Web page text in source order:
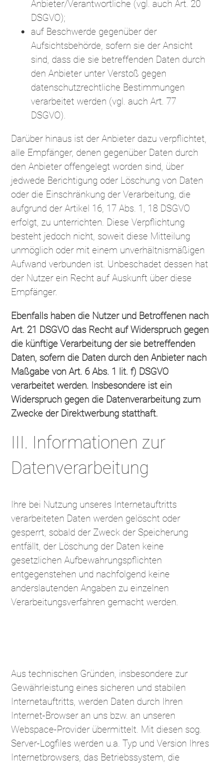
Anbieter/Verantwortliche (vgl. auch Art. 20
DSGVO);
auf Beschwerde gegenüber der
Aufsichtsbehörde, sofern sie der Ansicht
sind, dass die sie betreffenden Daten durch
den Anbieter unter Verstoß gegen
datenschutzrechtliche Bestimmungen
verarbeitet werden (vgl. auch Art. 77
DSGVO).
Darüber hinaus ist der Anbieter dazu verpflichtet,
alle Empfänger, denen gegenüber Daten durch
den Anbieter offengelegt worden sind, über
jedwede Berichtigung oder Löschung von Daten
oder die Einschränkung der Verarbeitung, die
aufgrund der Artikel 16, 17 Abs. 1, 18 DSGVO
erfolgt, zu unterrichten. Diese Verpflichtung
besteht jedoch nicht, soweit diese Mitteilung
unmöglich oder mit einem unverhältnismäßigen
Aufwand verbunden ist. Unbeschadet dessen hat
der Nutzer ein Recht auf Auskunft über diese
Empfänger.
Ebenfalls haben die Nutzer und Betroffenen nach
Art. 21 DSGVO das Recht auf Widerspruch gegen
die künftige Verarbeitung der sie betreffenden
Daten, sofern die Daten durch den Anbieter nach
Maßgabe von Art. 6 Abs. 1 lit. f) DSGVO
verarbeitet werden. Insbesondere ist ein
Widerspruch gegen die Datenverarbeitung zum
Zwecke der Direktwerbung statthaft.
III. Informationen zur
Datenverarbeitung
Ihre bei Nutzung unseres Internetauftritts
verarbeiteten Daten werden gelöscht oder
gesperrt, sobald der Zweck der Speicherung
entfällt, der Löschung der Daten keine
gesetzlichen Aufbewahrungspflichten
entgegenstehen und nachfolgend keine
anderslautenden Angaben zu einzelnen
Verarbeitungsverfahren gemacht werden.
Aus technischen Gründen, insbesondere zur
Gewährleistung eines sicheren und stabilen
Internetauftritts, werden Daten durch Ihren
Internet-Browser an uns bzw. an unseren
Webspace-Provider übermittelt. Mit diesen sog.
Server-Logfiles werden u.a. Typ und Version Ihres
Internetbrowsers, das Betriebssystem, die